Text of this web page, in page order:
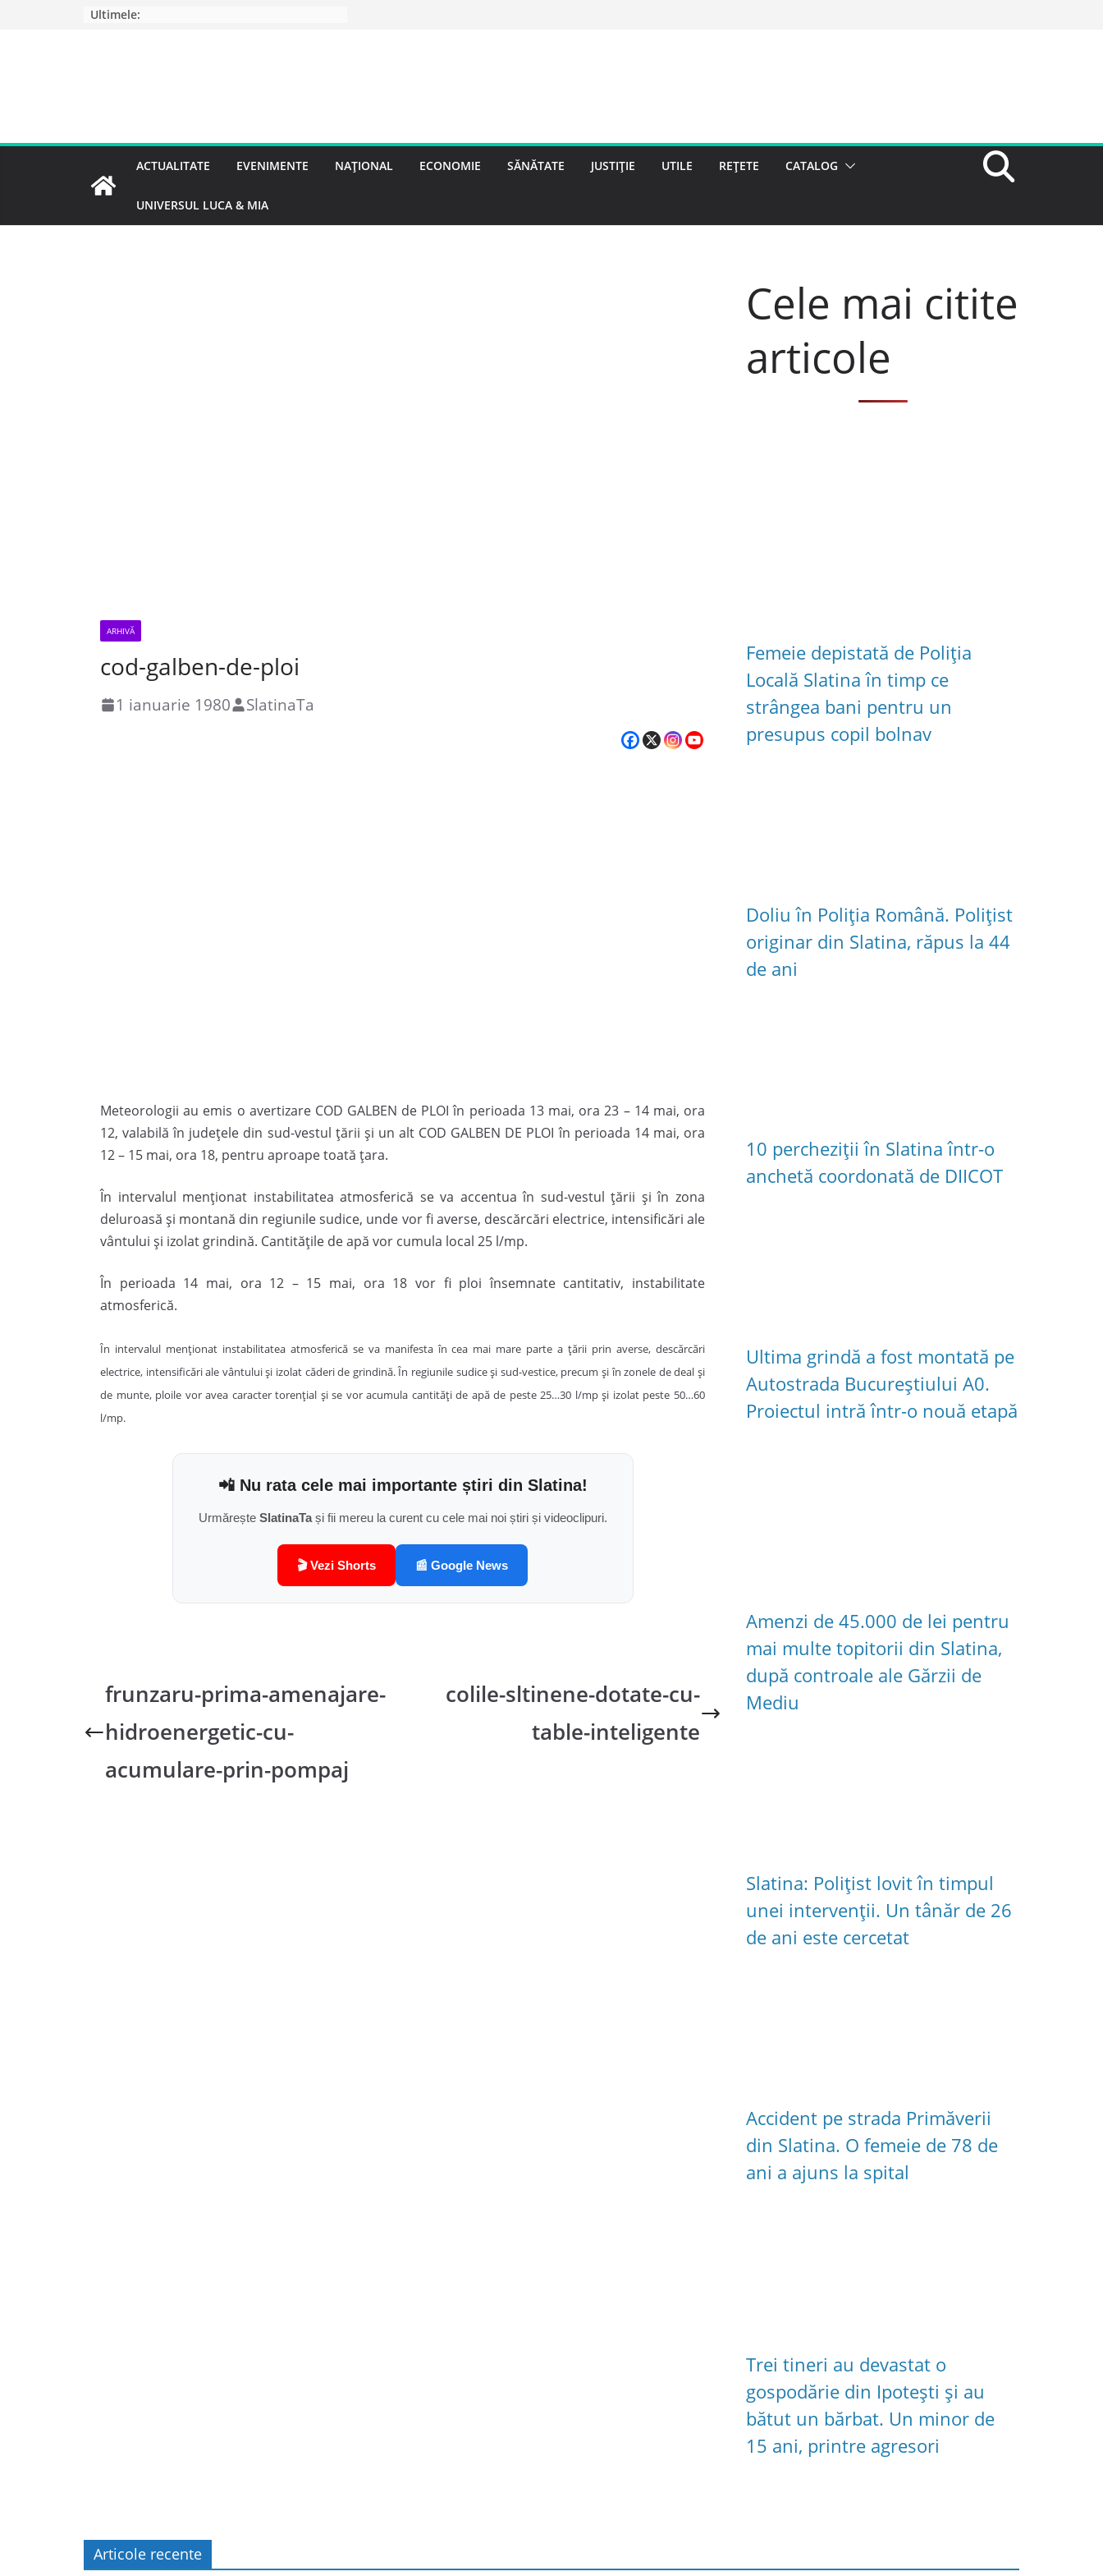
Ultimele:
ACTUALITATE EVENIMENTE NAȚIONAL ECONOMIE SĂNĂTATE JUSTIȚIE UTILE REȚETE CATALOG
UNIVERSUL LUCA & MIA
ARHIVĂ
cod-galben-de-ploi
1 ianuarie 1980 SlatinaTa
Meteorologii au emis o avertizare COD GALBEN de PLOI în perioada 13 mai, ora 23 – 14 mai, ora
12, valabilă în judeţele din sud-vestul ţării şi un alt COD GALBEN DE PLOI în perioada 14 mai, ora
12 – 15 mai, ora 18, pentru aproape toată ţara.
În intervalul menţionat instabilitatea atmosferică se va accentua în sud-vestul ţării şi în zona
deluroasă şi montană din regiunile sudice, unde vor fi averse, descărcări electrice, intensificări ale
vântului şi izolat grindină. Cantităţile de apă vor cumula local 25 l/mp.
În perioada 14 mai, ora 12 – 15 mai, ora 18 vor fi ploi însemnate cantitativ, instabilitate
atmosferică.
În intervalul menţionat instabilitatea atmosferică se va manifesta în cea mai mare parte a ţării prin averse, descărcări
electrice, intensificări ale vântului şi izolat căderi de grindină. În regiunile sudice şi sud-vestice, precum şi în zonele de deal şi
de munte, ploile vor avea caracter torenţial şi se vor acumula cantităţi de apă de peste 25…30 l/mp şi izolat peste 50…60
l/mp.
📲 Nu rata cele mai importante știri din Slatina!
Urmărește SlatinaTași fii mereu la curent cu cele mai noi știri și videoclipuri.
🎬 Vezi Shorts 📰 Google News
frunzaru-prima-amenajare-
hidroenergetic-cu-
acumulare-prin-pompaj
colile-sltinene-dotate-cu-
table-inteligente
Cele mai citite
articole
Femeie depistată de Poliția
Locală Slatina în timp ce
strângea bani pentru un
presupus copil bolnav
Doliu în Poliția Română. Polițist
originar din Slatina, răpus la 44
de ani
10 percheziții în Slatina într-o
anchetă coordonată de DIICOT
Ultima grindă a fost montată pe
Autostrada Bucureștiului A0.
Proiectul intră într-o nouă etapă
Amenzi de 45.000 de lei pentru
mai multe topitorii din Slatina,
după controale ale Gărzii de
Mediu
Slatina: Polițist lovit în timpul
unei intervenții. Un tânăr de 26
de ani este cercetat
Accident pe strada Primăverii
din Slatina. O femeie de 78 de
ani a ajuns la spital
Trei tineri au devastat o
gospodărie din Ipotești și au
bătut un bărbat. Un minor de
15 ani, printre agresori
Articole recente